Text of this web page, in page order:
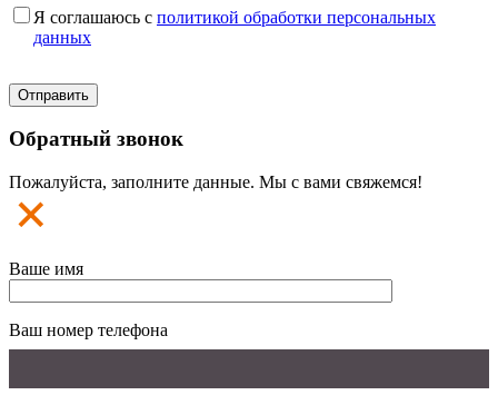
Я соглашаюсь с политикой обработки персональных
данных
Обратный звонок
Пожалуйста, заполните данные. Мы с вами свяжемся!
Ваше имя
Ваш номер телефона